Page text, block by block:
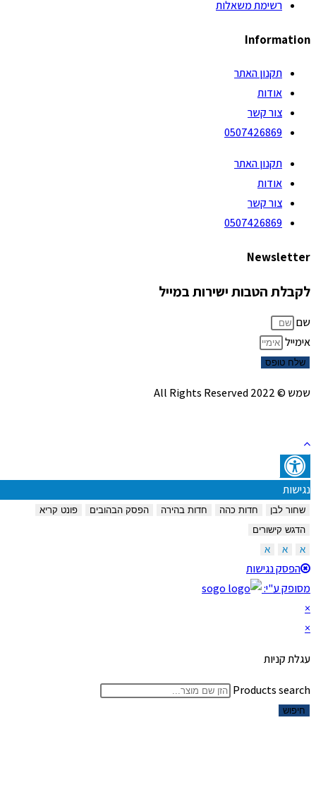
רשימת משאלות
Information
תקנון האתר
אודות
צור קשר
0507426869
תקנון האתר
אודות
צור קשר
0507426869
Newsletter
לקבלת הטבות ישירות במייל
שם
אימייל
שלח טופס
שמש © 2022 All Rights Reserved
נגישות
שחור לבן חדות כהה חדות בהירה הפסק הבהובים
פונט קריא
הדגש קישורים
הפסק נגישות
מסופק ע"י:
עגלת קניות
Products search
חיפוש